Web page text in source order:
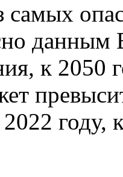
данным
к 2050
году,